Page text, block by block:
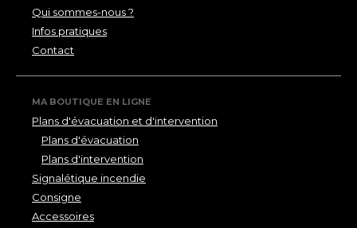
Qui sommes-nous ?
Infos pratiques
Contact
MA BOUTIQUE EN LIGNE
Plans d'évacuation et d'intervention
Plans d'évacuation
Plans d'intervention
Signalétique incendie
Consigne
Accessoires